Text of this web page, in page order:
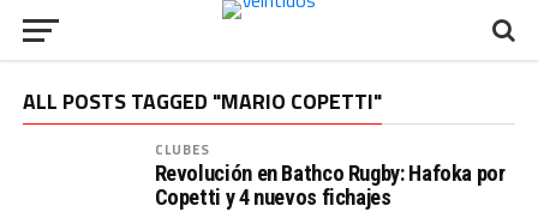
ALL POSTS TAGGED "MARIO COPETTI"
CLUBES
Revolución en Bathco Rugby: Hafoka por
Copetti y 4 nuevos fichajes